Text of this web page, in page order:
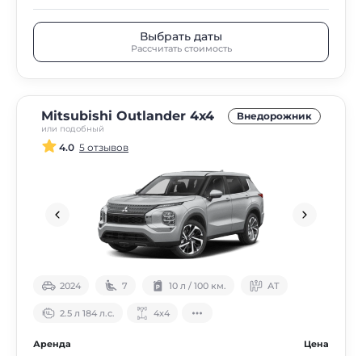
Выбрать даты
Рассчитать стоимость
Mitsubishi Outlander 4х4
или подобный
Внедорожник
4.0 5 отзывов
2024 7 10 л / 100 км. АТ
2.5 л 184 л.с. 4х4
Аренда Цена